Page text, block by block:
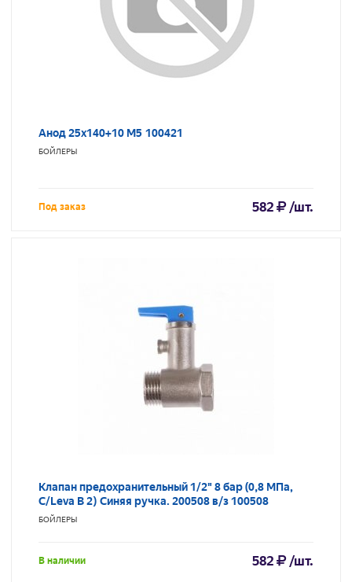
Анод 25х140+10 М5 100421
БОЙЛЕРЫ
Под заказ 582 /шт.
Клапан предохранительный 1/2" 8 бар (0,8 МПа,
C/Leva B 2) Синяя ручка. 200508 в/з 100508
БОЙЛЕРЫ
В наличии 582 /шт.